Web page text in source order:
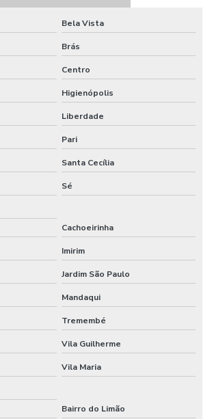
aclimação
em barueri
carapicuíba
centro de sp
diadema
fachadeiro
ipiranga
lapa
liberdade
mooca
no campo belo
no campo limpo
no capão redondo
osasco
Bela Vista
Brás
Centro
Higienópolis
Liberdade
Pari
Santa Cecília
Sé
Cachoeirinha
Imirim
Jardim São Paulo
Mandaqui
Tremembé
Vila Guilherme
Vila Maria
Bairro do Limão